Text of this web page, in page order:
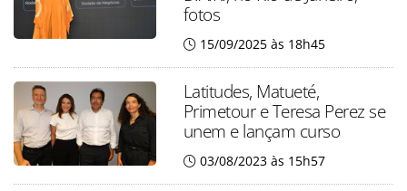
fotos
15/09/2025 às 18h45
Latitudes, Matueté,
Primetour e Teresa Perez se
unem e lançam curso
03/08/2023 às 15h57